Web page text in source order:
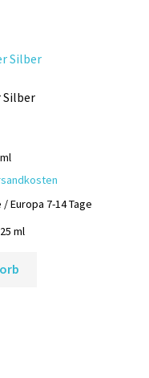
ml
Europa 7-14 Tage
ml